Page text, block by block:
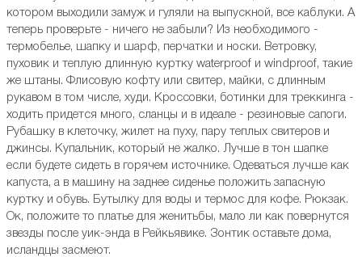
котором выходили замуж и гуляли на выпускной, все каблуки. А
теперь проверьте - ничего не забыли? Из необходимого -
термобелье, шапку и шарф, перчатки и носки. Ветровку,
пуховик и теплую длинную куртку waterproof и windproof, такие
же штаны. Флисовую кофту или свитер, майки, с длинным
рукавом в том числе, худи. Кроссовки, ботинки для треккинга -
ходить придется много, сланцы и в идеале - резиновые сапоги.
Рубашку в клеточку, жилет на пуху, пару теплых свитеров и
джинсы. Купальник, который не жалко. Лучше в тон шапке
если будете сидеть в горячем источнике. Одеваться лучше как
капуста, а в машину на заднее сиденье положить запасную
куртку и обувь. Бутылку для воды и термос для кофе. Рюкзак.
Ок, положите то платье для женитьбы, мало ли как повернутся
звезды после уик-энда в Рейкьявике. Зонтик оставьте дома,
исландцы засмеют.